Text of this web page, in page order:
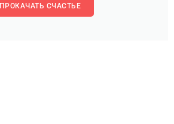
ПРОКАЧАТЬ СЧАСТЬЕ